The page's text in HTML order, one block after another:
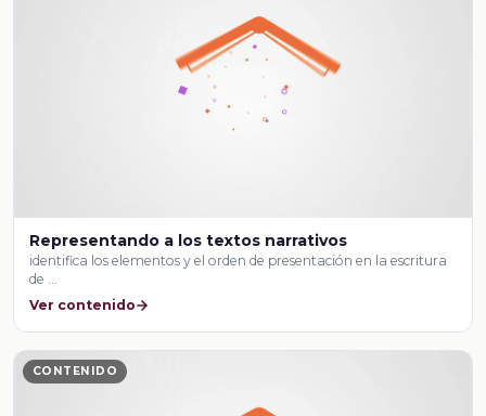
Representando a los textos narrativos
identifica los elementos y el orden de presentación en la escritura
de …
Ver contenido
CONTENIDO